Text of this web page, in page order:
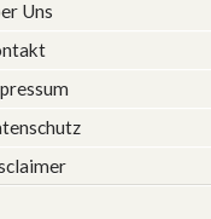
Uns